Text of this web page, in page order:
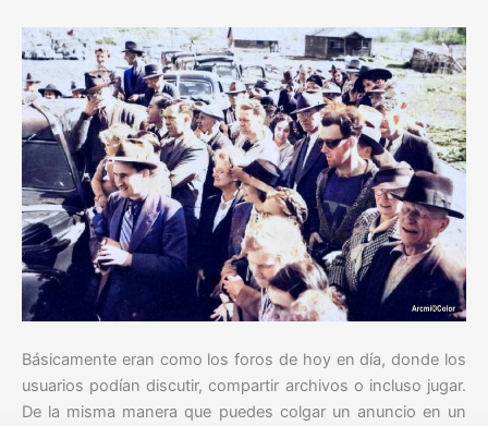
Básicamente eran como los foros de hoy en día, donde los
usuarios podían discutir, compartir archivos o incluso jugar.
De la misma manera que puedes colgar un anuncio en un